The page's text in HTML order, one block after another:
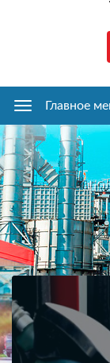
Главное
меню
Главное